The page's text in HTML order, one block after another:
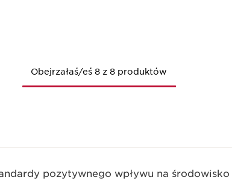
Obejrzałaś/eś 8 z 8 produktów
pozytywnego wpływu na środowisko